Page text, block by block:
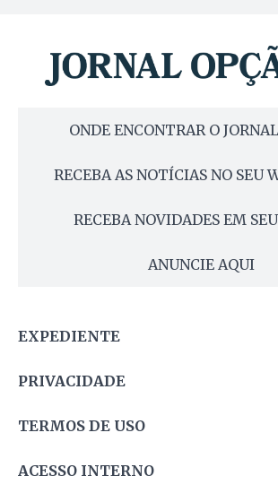
ONDE ENCONTRAR O
RECEBA AS NOTÍCIAS NO SEU
RECEBA NOVIDADES EM
ANUNCIE AQUI
EXPEDIENTE
PRIVACIDADE
TERMOS DE USO
ACESSO INTERNO